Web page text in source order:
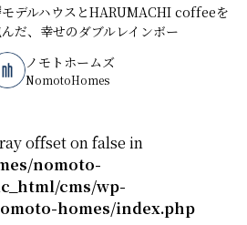
デルハウスとHARUMACHI coffeeを
だ、幸せのダブルレインボー
ノモトホームズ
NomotoHomes
offset on false in
nomoto-
cms/wp-
homes/index.php